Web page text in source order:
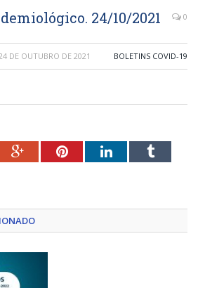
24/10/2021 0
DE OUTUBRO DE 2021 BOLETINS COVID-19
Google+PinterestLinkedInTumblr